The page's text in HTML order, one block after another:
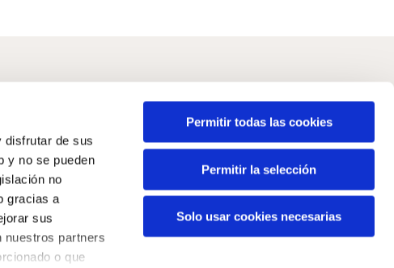
disfrutar de sus
y no se pueden
no
gracias a
sus
nuestros partners
o que
Permitir todas las cookies
Permitir la selección
Solo usar cookies necesarias
Espacio Sala BBK,Espacio BBK Kuna,
Centro Ola BBK,BBK Haur
Eskolak